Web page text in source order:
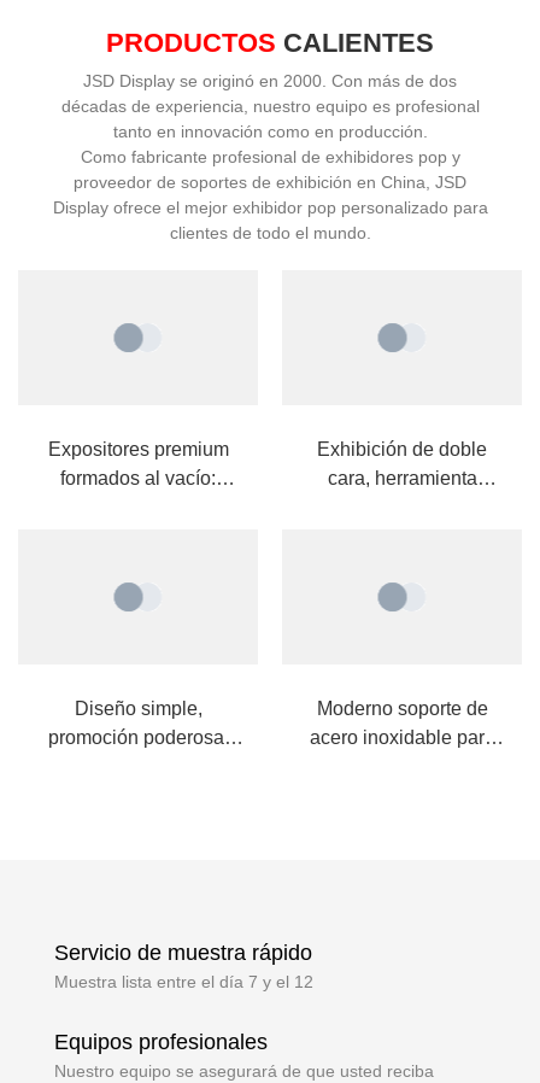
PRODUCTOS CALIENTES
JSD Display se originó en 2000. Con más de dos
décadas de experiencia, nuestro equipo es profesional
tanto en innovación como en producción.
Como fabricante profesional de exhibidores pop y
proveedor de soportes de exhibición en China, JSD
Display ofrece el mejor exhibidor pop personalizado para
clientes de todo el mundo.
Expositores premium
formados al vacío:
Exhibición de doble
cara, herramienta
con forma de A!
Diseño simple,
promoción poderosa:
Moderno soporte de
acero inoxidable para
Servicio de muestra rápido
Muestra lista entre el día 7 y el 12
Equipos profesionales
Nuestro equipo se asegurará de que usted reciba